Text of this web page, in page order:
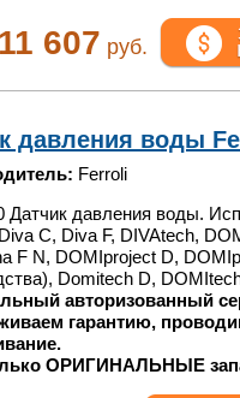
11 607 руб.
давления воды
Ferroli
Датчик давления воды.
C, Diva F, DIVAtech,
F N, DOMIproject D,
Domitech D,
авторизованный
гарантию,
ОРИГИНАЛЬНЫЕ